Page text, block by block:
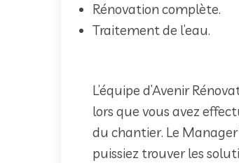
Rénovation complète.
Traitement de l’eau.
L’équipe d’Avenir
lors que vous avez
du chantier. Le
puissiez trouver les